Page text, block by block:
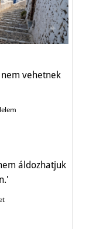
vehetnek
áldozhatjuk